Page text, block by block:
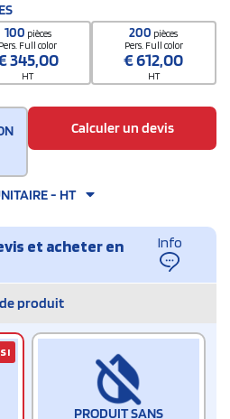
100 pièces
Pers. Full color
345,00
HT
200 pièces
Pers. Full color
€612,00
HT
Calculer un devis
- HT
et acheter en
Info
produit
PRODUIT SANS